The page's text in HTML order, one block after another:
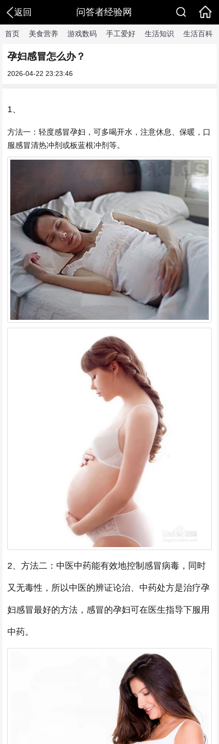
返回 问答者经验网
首页 美食营养 游戏数码 手工爱好 生活知识 生活百科
孕妇感冒怎么办？
2026-04-22 23:23:46
1、
方法一：轻度感冒孕妇，可多喝开水，注意休息、保暖，口
服感冒清热冲剂或板蓝根冲剂等。
2、方法二：中医中药能有效地控制感冒病毒，同时
又无毒性，所以中医的辨证论治、中药处方是治疗孕
妇感冒最好的方法，感冒的孕妇可在医生指导下服用
中药。